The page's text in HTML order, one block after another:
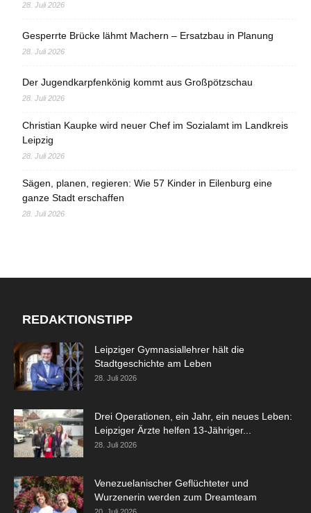
28. Juli 2026
Gesperrte Brücke lähmt Machern – Ersatzbau in Planung
28. Juli 2026
Der Jugendkarpfenkönig kommt aus Großpötzschau
28. Juli 2026
Christian Kaupke wird neuer Chef im Sozialamt im Landkreis
Leipzig
28. Juli 2026
Sägen, planen, regieren: Wie 57 Kinder in Eilenburg eine
ganze Stadt erschaffen
28. Juli 2026
REDAKTIONSTIPP
Leipziger Gymnasiallehrer hält die
Stadtgeschichte am Leben
28. Juli 2026
Drei Operationen, ein Jahr, ein neues Leben:
Leipziger Ärzte helfen 13-Jähriger...
28. Juli 2026
Venezuelanischer Geflüchteter und
Wurzenerin werden zum Dreamteam